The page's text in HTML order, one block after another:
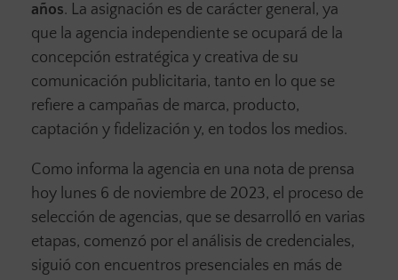
años. La asignación es de carácter general, ya
que la agencia independiente se ocupará de la
concepción estratégica y creativa de su
comunicación publicitaria, tanto en lo que se
refiere a campañas de marca, producto,
captación y fidelización y, en todos los medios.
Como informa la agencia en una nota de prensa
hoy lunes 6 de noviembre de 2023, el proceso de
selección de agencias, que se desarrolló en varias
etapas, comenzó por el análisis de credenciales,
siguió con encuentros presenciales en más de